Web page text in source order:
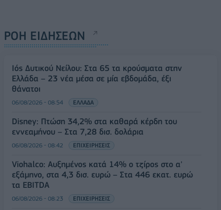
ΡΟΗ ΕΙΔΗΣΕΩΝ
Ιός Δυτικού Νείλου: Στα 65 τα κρούσματα στην
Ελλάδα – 23 νέα μέσα σε μία εβδομάδα, έξι
θάνατοι
06/08/2026 - 08:54 ΕΛΛΑΔΑ
Disney: Πτώση 34,2% στα καθαρά κέρδη του
εννεαμήνου – Στα 7,28 δισ. δολάρια
06/08/2026 - 08:42 ΕΠΙΧΕΙΡΗΣΕΙΣ
Viohalco: Αυξημένος κατά 14% ο τζίρος στο α'
εξάμηνο, στα 4,3 δισ. ευρώ – Στα 446 εκατ. ευρώ
τα EBITDA
06/08/2026 - 08:23 ΕΠΙΧΕΙΡΗΣΕΙΣ